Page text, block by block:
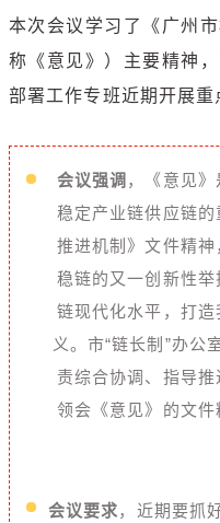
本次会议学习了《广州
称《意见》）主要精神
部署工作专班近期开展重
会议强调 ，《意见
稳定产业链供应链
推进机制》文件精
稳链的又一创新性
链现代化水平，打
义。市“链长制”办公
责综合协调、指导
领会《意见》的文
会议要求，近期要抓